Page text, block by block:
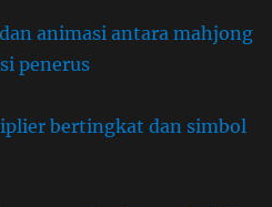
animasi antara mahjong
penerus
bertingkat dan simbol